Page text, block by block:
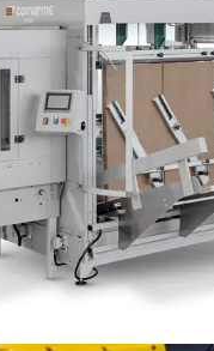
ARMADORA DE
ENCINTADORAS